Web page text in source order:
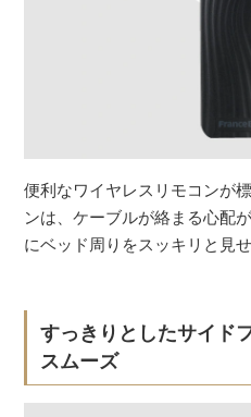
便利なワイヤレスリモコンが
ンは、ケーブルが絡まる心配
にベッド周りをスッキリと見
すっきりとしたサイド
スムーズ